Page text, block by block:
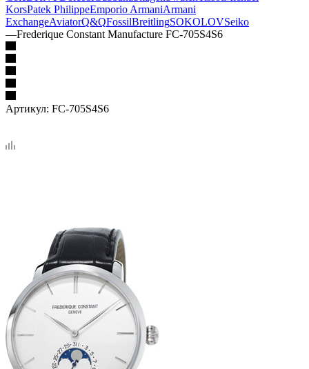
KorsPatek PhilippeEmporio ArmaniArmani
ExchangeAviatorQ&QFossilBreitlingSOKOLOVSeiko
—Frederique Constant Manufacture FC-705S4S6
Артикул: FC-705S4S6